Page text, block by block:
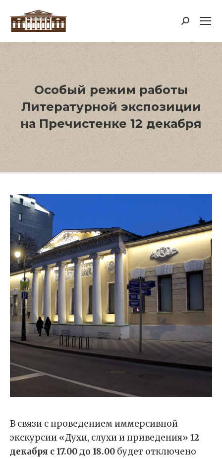
Поиск:
Особый режим работы
Литературной экспозиции
на Пречистенке 12 декабря
В связи с проведением иммерсивной
экскурсии «Духи, слухи и приведения» 12
декабря с 17.00 до 18.00 будет отключено